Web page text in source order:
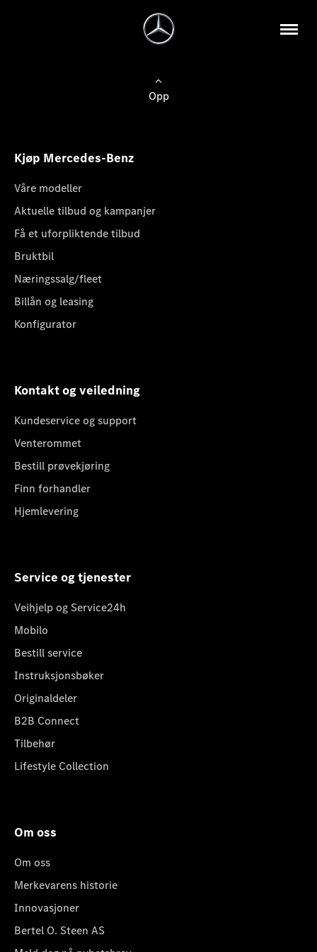
Opp
Kjøp Mercedes-Benz
Våre modeller
Aktuelle tilbud og kampanjer
Få et uforpliktende tilbud
Bruktbil
Næringssalg/fleet
Billån og leasing
Konfigurator
Kontakt og veiledning
Kundeservice og support
Venterommet
Bestill prøvekjøring
Finn forhandler
Hjemlevering
Service og tjenester
Veihjelp og Service24h
Mobilo
Bestill service
Instruksjonsbøker
Originaldeler
B2B Connect
Tilbehør
Lifestyle Collection
Om oss
Om oss
Merkevarens historie
Innovasjoner
Bertel O. Steen AS